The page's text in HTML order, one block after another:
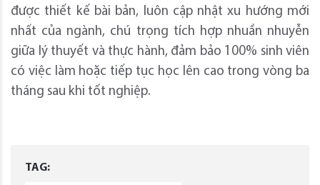
được thiết kế bài bản, luôn cập nhật xu hướng mới
nhất của ngành, chú trọng tích hợp nhuần nhuyễn
giữa lý thuyết và thực hành, đảm bảo 100% sinh viên
có việc làm hoặc tiếp tục học lên cao trong vòng ba
tháng sau khi tốt nghiệp.
TAG: